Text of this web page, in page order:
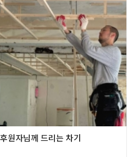
원자님께 드리는 차기